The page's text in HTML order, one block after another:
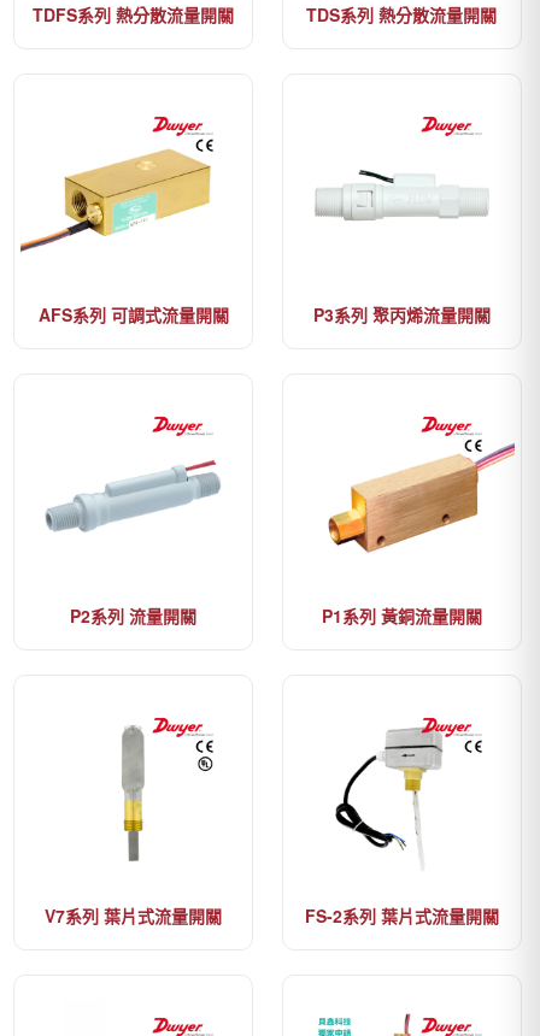
TDFS系列 熱分散流量開關 TDS系列 熱分散流量開關
AFS系列 可調式流量開關 P3系列 聚丙烯流量開關
P2系列 流量開關 P1系列 黃銅流量開關
V7系列 葉片式流量開關 FS-2系列 葉片式流量開關